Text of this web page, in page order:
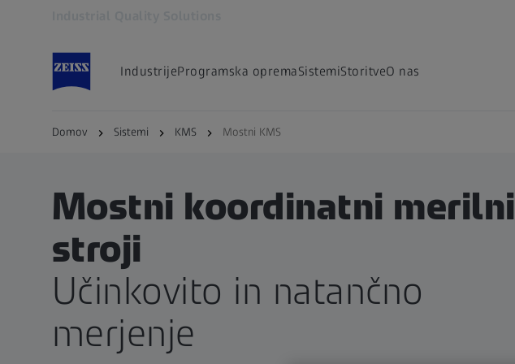
IndustrijeProgramska opremaSistemiStoritveO nas
Domov Sistemi KMS Mostni KMS
Mostni koordinatni merilni
stroji
Učinkovito in natančno
merjenje